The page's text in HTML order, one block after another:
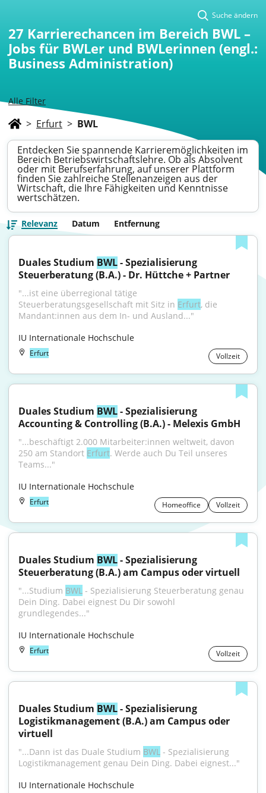
Alle Filter
Suche ändern
27 Karrierechancen im Bereich BWL –
Jobs für BWLer und BWLerinnen (engl.:
Business Administration)
> Erfurt > BWL
Entdecken Sie spannende Karrieremöglichkeiten im
Bereich Betriebswirtschaftslehre. Ob als Absolvent
oder mit Berufserfahrung, auf unserer Plattform
finden Sie zahlreiche Stellenanzeigen aus der
Wirtschaft, die Ihre Fähigkeiten und Kenntnisse
wertschätzen.
Relevanz Datum Entfernung
Duales Studium BWL - Spezialisierung
Steuerberatung (B.A.) - Dr. Hüttche + Partner
"...ist eine überregional tätige
Steuerberatungsgesellschaft mit Sitz in Erfurt, die
Mandant:innen aus dem In- und Ausland..."
IU Internationale Hochschule
Erfurt Vollzeit
Duales Studium BWL - Spezialisierung
Accounting & Controlling (B.A.) - Melexis GmbH
"...beschäftigt 2.000 Mitarbeiter:innen weltweit, davon
250 am Standort Erfurt. Werde auch Du Teil unseres
Teams..."
IU Internationale Hochschule
Erfurt Homeoffice Vollzeit
Duales Studium BWL - Spezialisierung
Steuerberatung (B.A.) am Campus oder virtuell
"...Studium BWL - Spezialisierung Steuerberatung genau
Dein Ding. Dabei eignest Du Dir sowohl
grundlegendes..."
IU Internationale Hochschule
Erfurt Vollzeit
Duales Studium BWL - Spezialisierung
Logistikmanagement (B.A.) am Campus oder
virtuell
"...Dann ist das Duale Studium BWL - Spezialisierung
Logistikmanagement genau Dein Ding. Dabei eignest..."
IU Internationale Hochschule